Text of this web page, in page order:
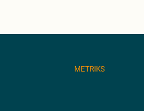
METRIKS